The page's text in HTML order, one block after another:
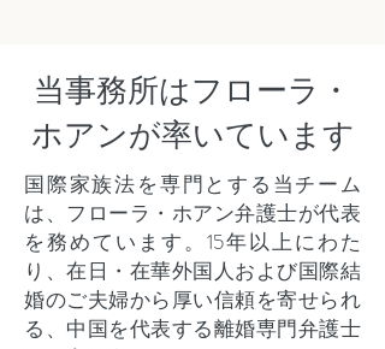
当事務所はフローラ・
ホアンが率いています
国際家族法を専門とする当チーム
は、フローラ・ホアン弁護士が代表
を務めています。15年以上にわた
り、在日・在華外国人および国際結
婚のご夫婦から厚い信頼を寄せられ
る、中国を代表する離婚専門弁護士